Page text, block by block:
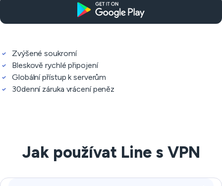
Zvýšené soukromí
Bleskově rychlé připojení
Globální přístup k serverům
30denní záruka vrácení peněz
Jak používat Line s VPN